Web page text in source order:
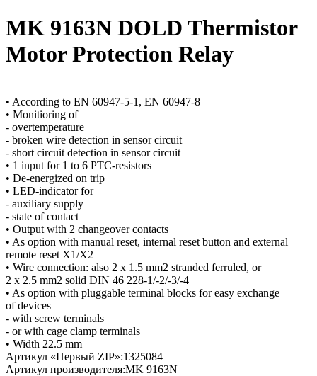
MK 9163N DOLD Thermistor
Motor Protection Relay
• According to EN 60947-5-1, EN 60947-8
• Monitioring of
- overtemperature
- broken wire detection in sensor circuit
- short circuit detection in sensor circuit
• 1 input for 1 to 6 PTC-resistors
• De-energized on trip
• LED-indicator for
- auxiliary supply
- state of contact
• Output with 2 changeover contacts
• As option with manual reset, internal reset button and external
remote reset X1/X2
• Wire connection: also 2 x 1.5 mm2 stranded ferruled, or
2 x 2.5 mm2 solid DIN 46 228-1/-2/-3/-4
• As option with pluggable terminal blocks for easy exchange
of devices
- with screw terminals
- or with cage clamp terminals
• Width 22.5 mm
Артикул «Первый ZIP»:1325084
Артикул производителя:MK 9163N